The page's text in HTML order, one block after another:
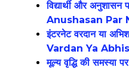
विद्यार्थी और
Anushasan Par
इंटरनेट वरदान या
Vardan Ya
मूल्य वृद्धि की